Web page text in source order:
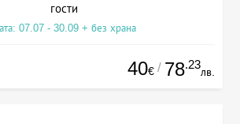
гости
07.07 - 30.09 + без храна
40€ / 78.23
лв.